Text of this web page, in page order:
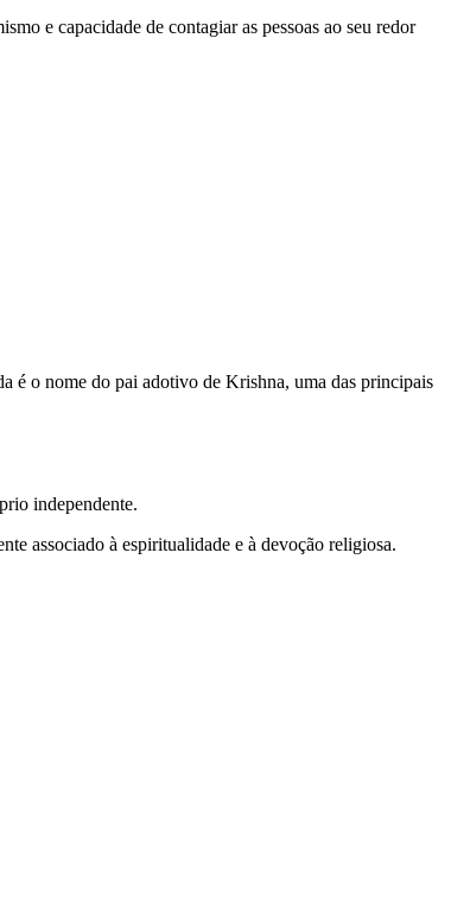
e capacidade de contagiar as pessoas ao seu redor
é o nome do pai adotivo de Krishna, uma das principais
independente.
associado à espiritualidade e à devoção religiosa.